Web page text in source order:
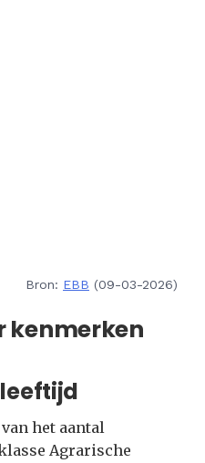
Bron: EBB (09-03-2026)
kenmerken
het aantal
Agrarische